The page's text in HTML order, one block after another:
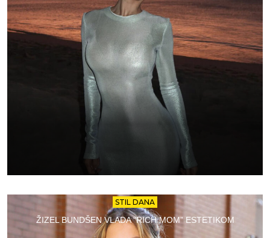
STIL DANA
ŽIZEL BUNDŠEN VLADA “RICH MOM” ESTETIKOM